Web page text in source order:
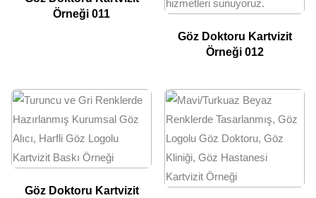
Örneği 011
Göz Doktoru Kartvizit
Örneği 012
Göz Doktoru Kartvizit